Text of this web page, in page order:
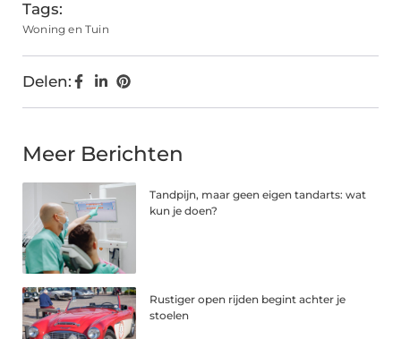
Tags:
Woning en Tuin
Delen:
Meer Berichten
Tandpijn, maar geen eigen tandarts: wat
kun je doen?
Rustiger open rijden begint achter je
stoelen